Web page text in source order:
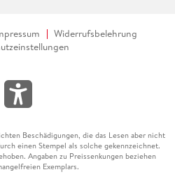
Widerrufsbelehrung
Beschädigungen, die das Lesen aber nicht
einen Stempel als solche gekennzeichnet.
Angaben zu Preissenkungen beziehen
Exemplars.